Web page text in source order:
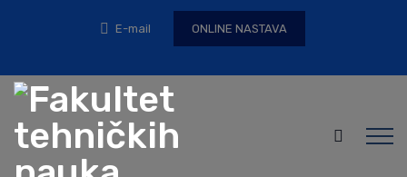
E-mail ONLINE NASTAVA